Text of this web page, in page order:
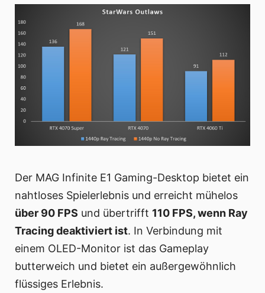
Der MAG Infinite E1 Gaming-Desktop bietet ein
nahtloses Spielerlebnis und erreicht mühelos
über 90 FPS und übertrifft 110 FPS, wenn Ray
Tracing deaktiviert ist. In Verbindung mit
einem OLED-Monitor ist das Gameplay
butterweich und bietet ein außergewöhnlich
flüssiges Erlebnis.